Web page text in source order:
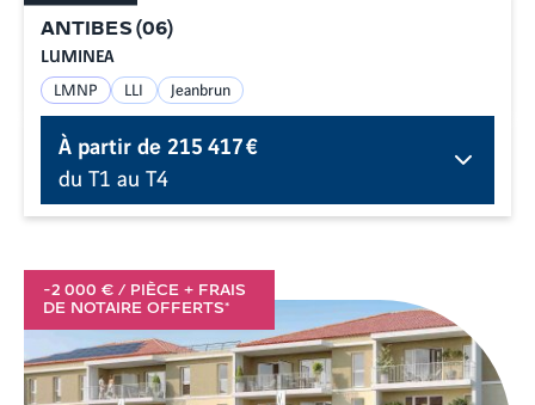
ANTIBES(06)
LUMINEA
LMNP LLI Jeanbrun
À partir de215 417 €
du T1 au T4
-2 000 € / PIÈCE + FRAIS
DE NOTAIRE OFFERTS*